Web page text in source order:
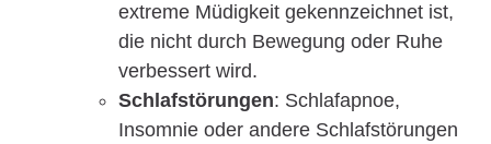
extreme Müdigkeit gekennzeichnet ist,
die nicht durch Bewegung oder Ruhe
verbessert wird.
Schlafstörungen: Schlafapnoe,
Insomnie oder andere Schlafstörungen